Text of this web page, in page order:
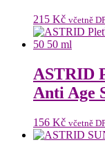
215 Kč včetně
ASTRID
Anti Age
156 Kč včetně